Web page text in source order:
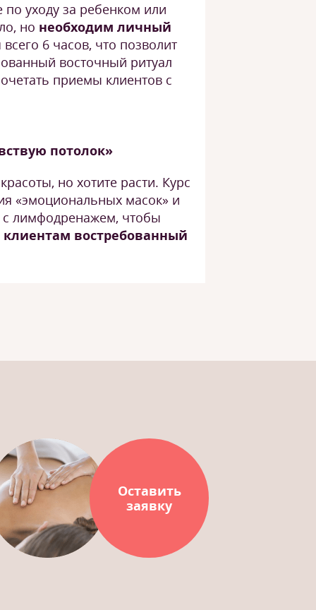
по уходу за ребенком или
но необходим личный
6 часов, что позволит
восточный ритуал
приемы клиентов с
потолок»
но хотите расти. Курс
«эмоциональных масок» и
лимфодренажем, чтобы
востребованный
Оставить
заявку